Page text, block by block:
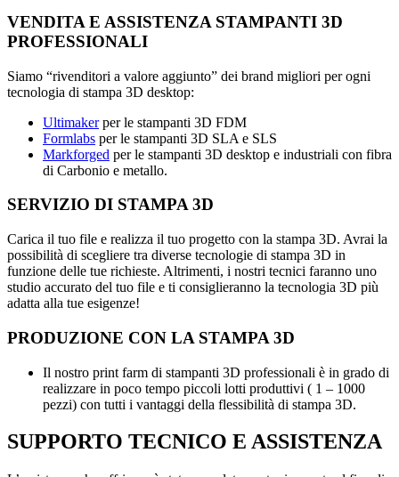
VENDITA E ASSISTENZA STAMPANTI 3D
PROFESSIONALI
Siamo “rivenditori a valore aggiunto” dei brand migliori per ogni
tecnologia di stampa 3D desktop:
Ultimakerper le stampanti 3D FDM
Formlabs per le stampanti 3D SLA e SLS
Markforged per le stampanti 3D desktop e industriali con fibra
di Carbonio e metallo.
SERVIZIO DI STAMPA 3D
Carica il tuo file e realizza il tuo progetto con la stampa 3D. Avrai la
possibilità di scegliere tra diverse tecnologie di stampa 3D in
funzione delle tue richieste. Altrimenti, i nostri tecnici faranno uno
studio accurato del tuo file e ti consiglieranno la tecnologia 3D più
adatta alla tue esigenze!
PRODUZIONE CON LA STAMPA 3D
Il nostro print farm di stampanti 3D professionali è in grado di
realizzare in poco tempo piccoli lotti produttivi ( 1 – 1000
pezzi) con tutti i vantaggi della flessibilità di stampa 3D.
SUPPORTO TECNICO E ASSISTENZA